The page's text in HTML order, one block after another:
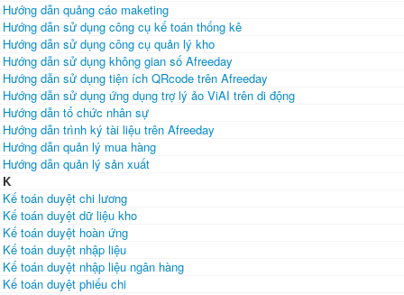
Hướng dẫn quảng cáo maketing
Hướng dẫn sử dụng công cụ kế toán thống kê
Hướng dẫn sử dụng công cụ quản lý kho
Hướng dẫn sử dụng không gian số Afreeday
Hướng dẫn sử dụng tiện ích QRcode trên Afreeday
Hướng dẫn sử dụng ứng dụng trợ lý ảo ViAI trên di động
Hướng dẫn tổ chức nhân sự
Hướng dẫn trình ký tài liệu trên Afreeday
Hướng dẫn quản lý mua hàng
Hướng dẫn quản lý sản xuất
K
Kế toán duyệt chi lương
Kế toán duyệt dữ liệu kho
Kế toán duyệt hoàn ứng
Kế toán duyệt nhập liệu
Kế toán duyệt nhập liệu ngân hàng
Kế toán duyệt phiếu chi